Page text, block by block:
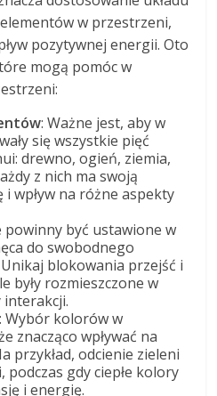
w przestrzeni,
pozytywnej energii. Oto
mogą pomóc w
: Ważne jest, aby w
się wszystkie pięć
drewno, ogień, ziemia,
z nich ma swoją
wpływ na różne aspekty
powinny być ustawione w
do swobodnego
blokowania przejść i
były rozmieszczone w
interakcji.
: Wybór kolorów w
znacząco wpływać na
przykład, odcienie zieleni
gdy ciepłe kolory
i energię.